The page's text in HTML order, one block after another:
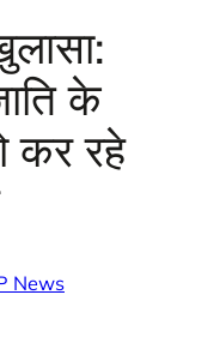
के
कर रहे
News